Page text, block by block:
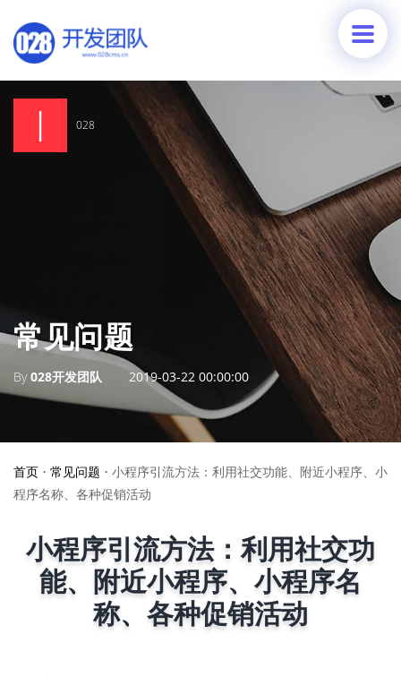
028
常见问题
By028开发团队 2019-03-22 00:00:00
首页 • 常见问题 • 小程序引流方法：利用社交功能、附近小程序、小
程序名称、各种促销活动
小程序引流方法：利用社交功
能、附近小程序、小程序名
称、各种促销活动